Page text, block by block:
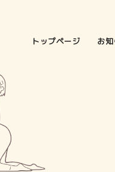
トップページ お